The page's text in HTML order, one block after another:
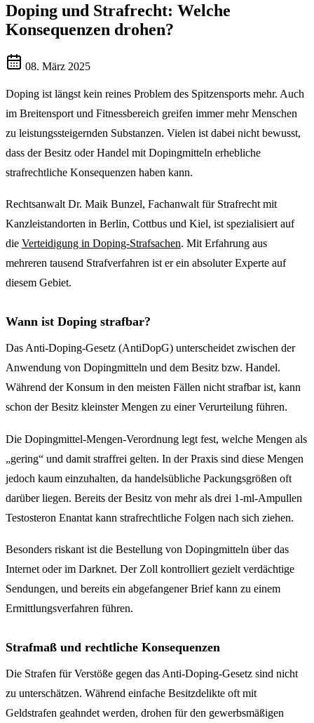
Doping und Strafrecht: Welche
Konsequenzen drohen?
08. März 2025
Doping ist längst kein reines Problem des Spitzensports mehr. Auch
im Breitensport und Fitnessbereich greifen immer mehr Menschen
zu leistungssteigernden Substanzen. Vielen ist dabei nicht bewusst,
dass der Besitz oder Handel mit Dopingmitteln erhebliche
strafrechtliche Konsequenzen haben kann.
Rechtsanwalt Dr. Maik Bunzel, Fachanwalt für Strafrecht mit
Kanzleistandorten in Berlin, Cottbus und Kiel, ist spezialisiert auf
die Verteidigung in Doping-Strafsachen. Mit Erfahrung aus
mehreren tausend Strafverfahren ist er ein absoluter Experte auf
diesem Gebiet.
Wann ist Doping strafbar?
Das Anti-Doping-Gesetz (AntiDopG) unterscheidet zwischen der
Anwendung von Dopingmitteln und dem Besitz bzw. Handel.
Während der Konsum in den meisten Fällen nicht strafbar ist, kann
schon der Besitz kleinster Mengen zu einer Verurteilung führen.
Die Dopingmittel-Mengen-Verordnung legt fest, welche Mengen als
„gering“ und damit straffrei gelten. In der Praxis sind diese Mengen
jedoch kaum einzuhalten, da handelsübliche Packungsgrößen oft
darüber liegen. Bereits der Besitz von mehr als drei 1-ml-Ampullen
Testosteron Enantat kann strafrechtliche Folgen nach sich ziehen.
Besonders riskant ist die Bestellung von Dopingmitteln über das
Internet oder im Darknet. Der Zoll kontrolliert gezielt verdächtige
Sendungen, und bereits ein abgefangener Brief kann zu einem
Ermittlungsverfahren führen.
Strafmaß und rechtliche Konsequenzen
Die Strafen für Verstöße gegen das Anti-Doping-Gesetz sind nicht
zu unterschätzen. Während einfache Besitzdelikte oft mit
Geldstrafen geahndet werden, drohen für den gewerbsmäßigen